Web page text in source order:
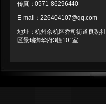
传真：0571-86296440
E-mail：226404107@qq.com
地址：杭州余杭区乔司街道良熟社
区景瑞御华府3幢101室